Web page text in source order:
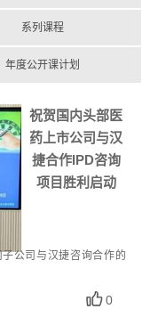
系列课程
年度公开课计划
祝贺国内头部医
药上市公司与汉
捷合作IPD咨询
项目胜利启动
公司与汉捷咨询合作的
0